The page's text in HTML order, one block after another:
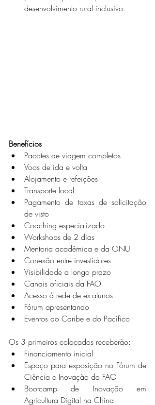
desenvolvimento rural inclusivo.
Benefícios
Pacotes de viagem completos
Voos de ida e volta
Alojamento e refeições
Transporte local
Pagamento de taxas de solicitação
de visto
Coaching especializado
Workshops de 2 dias
Mentoria acadêmica e da ONU
Conexão entre investidores
Visibilidade a longo prazo
Canais oficiais da FAO
Acesso à rede de ex-alunos
Fórum apresentando
Eventos do Caribe e do Pacífico.
Os 3 primeiros colocados receberão:
Financiamento inicial
Espaço para exposição no Fórum de
Ciência e Inovação da FAO
Bootcamp de Inovação em
Agricultura Digital na China.